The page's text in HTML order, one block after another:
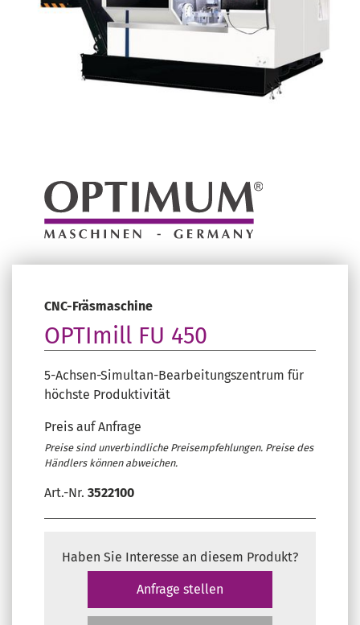
CNC-Fräsmaschine
OPTImill FU 450
5-Achsen-Simultan-Bearbeitungszentrum für
höchste Produktivität
Preis auf Anfrage
Preise sind unverbindliche Preisempfehlungen. Preise des
Händlers können abweichen.
Art.-Nr. 3522100
Haben Sie Interesse an diesem Produkt?
Anfrage stellen